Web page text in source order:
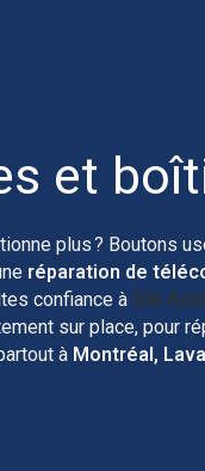
et
plus ? Boutons
réparation de
confiance à Clé
sur place, pour
à Montréal,